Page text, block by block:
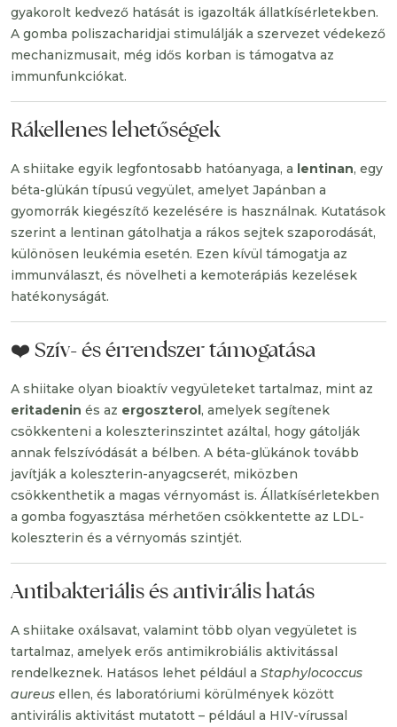
gyakorolt kedvező hatását is igazolták állatkísérletekben.
A gomba poliszacharidjai stimulálják a szervezet védekező
mechanizmusait, még idős korban is támogatva az
immunfunkciókat.
Rákellenes lehetőségek
A shiitake egyik legfontosabb hatóanyaga, a lentinan, egy
béta-glükán típusú vegyület, amelyet Japánban a
gyomorrák kiegészítő kezelésére is használnak. Kutatások
szerint a lentinan gátolhatja a rákos sejtek szaporodását,
különösen leukémia esetén. Ezen kívül támogatja az
immunválaszt, és növelheti a kemoterápiás kezelések
hatékonyságát.
❤️ Szív- és érrendszer támogatása
A shiitake olyan bioaktív vegyületeket tartalmaz, mint az
eritadenin és az ergoszterol, amelyek segítenek
csökkenteni a koleszterinszintet azáltal, hogy gátolják
annak felszívódását a bélben. A béta-glükánok tovább
javítják a koleszterin-anyagcserét, miközben
csökkenthetik a magas vérnyomást is. Állatkísérletekben
a gomba fogyasztása mérhetően csökkentette az LDL-
koleszterin és a vérnyomás szintjét.
Antibakteriális és antivirális hatás
A shiitake oxálsavat, valamint több olyan vegyületet is
tartalmaz, amelyek erős antimikrobiális aktivitással
rendelkeznek. Hatásos lehet például a Staphylococcus
aureus ellen, és laboratóriumi körülmények között
antivirális aktivitást mutatott – például a HIV-vírussal